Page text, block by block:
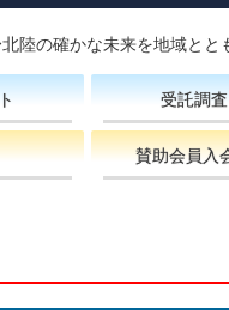
陸の確かな未来を地域とと
受託調
賛助会員入